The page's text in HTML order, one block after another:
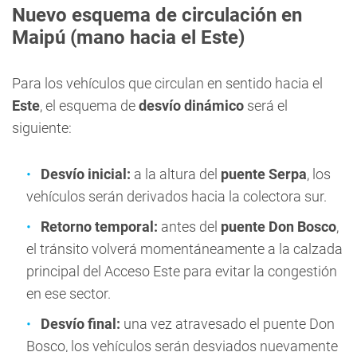
Nuevo esquema de circulación en
Maipú (mano hacia el Este)
Para los vehículos que circulan en sentido hacia el
Este, el esquema dedesvío dinámico será el
siguiente:
Desvío inicial: a la altura del puente Serpa, los
vehículos serán derivados hacia la colectora sur.
Retorno temporal: antes del puente Don Bosco,
el tránsito volverá momentáneamente a la calzada
principal del Acceso Este para evitar la congestión
en ese sector.
Desvío final: una vez atravesado el puente Don
Bosco, los vehículos serán desviados nuevamente